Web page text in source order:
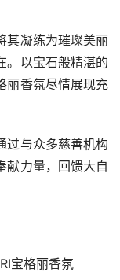
其凝练为璀璨美丽
。以宝石般精湛的
丽香氛尽情展现充
过与众多慈善机构
献力量，回馈大自
宝格丽香氛